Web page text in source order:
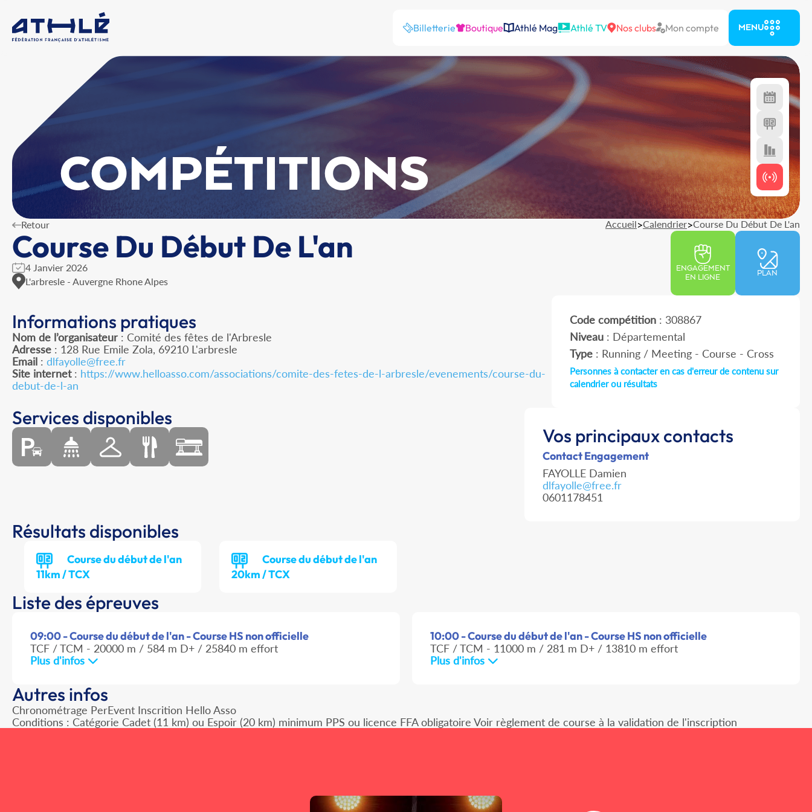
Billetterie Boutique Athlé Mag Athlé TV Nos clubs Mon compte MENU
COMPÉTITIONS
Retour Accueil>Calendrier>Course Du Début De L'an
Course Du Début De L'an
4 Janvier 2026
L'arbresle - Auvergne Rhone Alpes
ENGAGEMENT
EN LIGNE
PLAN
Informations pratiques
Nom de l’organisateur : Comité des fêtes de l'Arbresle
Adresse : 128 Rue Emile Zola, 69210 L'arbresle
Email : dlfayolle@free.fr
Site internet: https://www.helloasso.com/associations/comite-des-fetes-de-l-arbresle/evenements/course-du-
debut-de-l-an
Code compétition : 308867
Niveau : Départemental
Type : Running / Meeting - Course - Cross
Personnes à contacter en cas d'erreur de contenu sur
calendrier ou résultats
Services disponibles
Vos principaux contacts
Contact Engagement
FAYOLLE Damien
dlfayolle@free.fr
0601178451
Résultats disponibles
Course du début de l'an
11km / TCX
Course du début de l'an
20km / TCX
Liste des épreuves
09:00 - Course du début de l'an - Course HS non officielle
TCF / TCM - 20000 m / 584 m D+ / 25840 m effort
Plus d'infos
10:00 - Course du début de l'an - Course HS non officielle
TCF / TCM - 11000 m / 281 m D+ / 13810 m effort
Plus d'infos
Autres infos
Chronométrage PerEvent Inscrition Hello Asso
Conditions : Catégorie Cadet (11 km) ou Espoir (20 km) minimum PPS ou licence FFA obligatoire Voir règlement de course à la validation de l'inscription